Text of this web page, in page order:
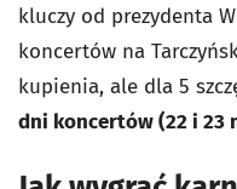
kluczy od prezydenta
koncertów na
kupienia, ale dla 5
dni koncertów (22 i 23